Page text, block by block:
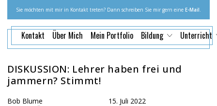
Sie möchten mit mir in Kontakt treten? Dann schreiben Sie mir gern eine E-Mail.
Kontakt Über Mich Mein Portfolio Bildung Unterricht
DISKUSSION: Lehrer haben frei und
jammern? Stimmt!
Bob Blume
15. Juli 2022